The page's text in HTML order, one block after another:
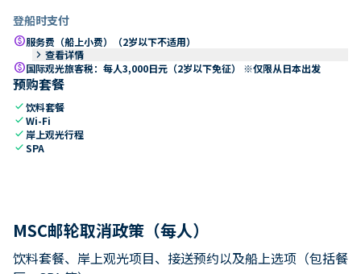
登船时支付
paid服务费（船上小费）（2岁以下不适用）
keyboard_arrow_right 查看详情
paid国际观光旅客税：每人3,000日元（2岁以下免征） ※仅限从日本出发
预购套餐
check饮料套餐
checkWi-Fi
check 岸上观光行程
checkSPA
MSC邮轮取消政策（每人）
饮料套餐、岸上观光项目、接送预约以及船上选项（包括餐